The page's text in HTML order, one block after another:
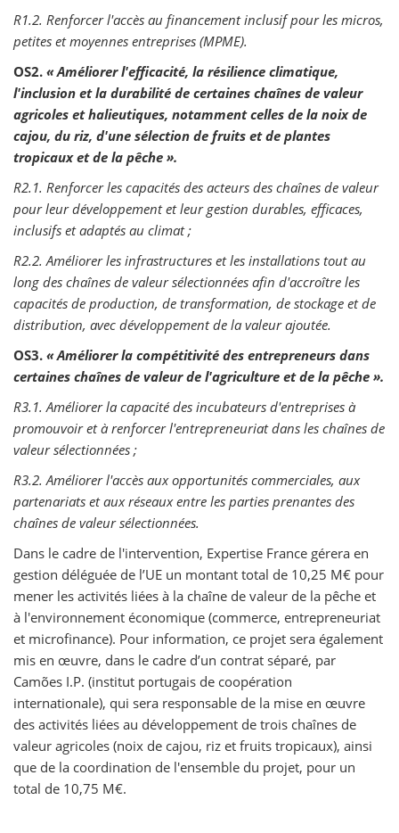
R1.2. Renforcer l'accès au financement inclusif pour les micros,
petites et moyennes entreprises (MPME).
OS2. « Améliorer l'efficacité, la résilience climatique,
l'inclusion et la durabilité de certaines chaînes de valeur
agricoles et halieutiques, notamment celles de la noix de
cajou, du riz, d'une sélection de fruits et de plantes
tropicaux et de la pêche ».
R2.1. Renforcer les capacités des acteurs des chaînes de valeur
pour leur développement et leur gestion durables, efficaces,
inclusifs et adaptés au climat ;
R2.2. Améliorer les infrastructures et les installations tout au
long des chaînes de valeur sélectionnées afin d'accroître les
capacités de production, de transformation, de stockage et de
distribution, avec développement de la valeur ajoutée.
OS3. « Améliorer la compétitivité des entrepreneurs dans
certaines chaînes de valeur de l'agriculture et de la pêche ».
R3.1. Améliorer la capacité des incubateurs d'entreprises à
promouvoir et à renforcer l'entrepreneuriat dans les chaînes de
valeur sélectionnées ;
R3.2. Améliorer l'accès aux opportunités commerciales, aux
partenariats et aux réseaux entre les parties prenantes des
chaînes de valeur sélectionnées.
Dans le cadre de l'intervention, Expertise France gérera en
gestion déléguée de l’UE un montant total de 10,25 M€ pour
mener les activités liées à la chaîne de valeur de la pêche et
à l'environnement économique (commerce, entrepreneuriat
et microfinance). Pour information, ce projet sera également
mis en œuvre, dans le cadre d’un contrat séparé, par
Camões I.P. (institut portugais de coopération
internationale), qui sera responsable de la mise en œuvre
des activités liées au développement de trois chaînes de
valeur agricoles (noix de cajou, riz et fruits tropicaux), ainsi
que de la coordination de l'ensemble du projet, pour un
total de 10,75 M€.